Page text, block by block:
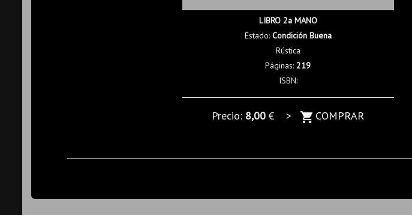
LIBRO 2a MANO
Estado: Condición Buena
Rústica
Páginas:219
ISBN:
Precio: 8,00€ > COMPRAR